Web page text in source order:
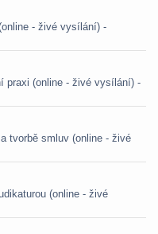
- živé vysílání) -
praxi (online - živé vysílání) -
tvorbě smluv (online - živé
(online - živé